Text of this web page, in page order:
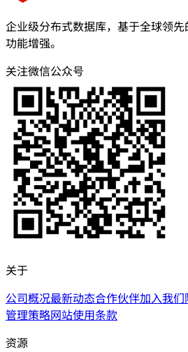
企业级分布式数据库，基于全球领
功能增强。
关注微信公众号
关于
公司概况最新动态合作伙伴加入我们
管理策略网站使用条款
资源